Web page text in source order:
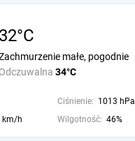
32°C
Odczuwalna 34°C
małe, pogodnie
Ciśnienie: 1013 hPa
km/h Wilgotność: 46%